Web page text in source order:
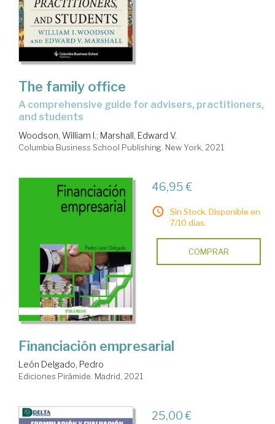
The family office
a comprehensive guide for advisers, practitioners,
and students
Woodson, William I.; Marshall, Edward V.
Columbia Business School Publishing. New York, 2021
46,95 €
Sin Stock. Disponible en
7/10 días.
COMPRAR
Financiación empresarial
León Delgado, Pedro
Ediciones Pirámide. Madrid, 2021
25,00 €